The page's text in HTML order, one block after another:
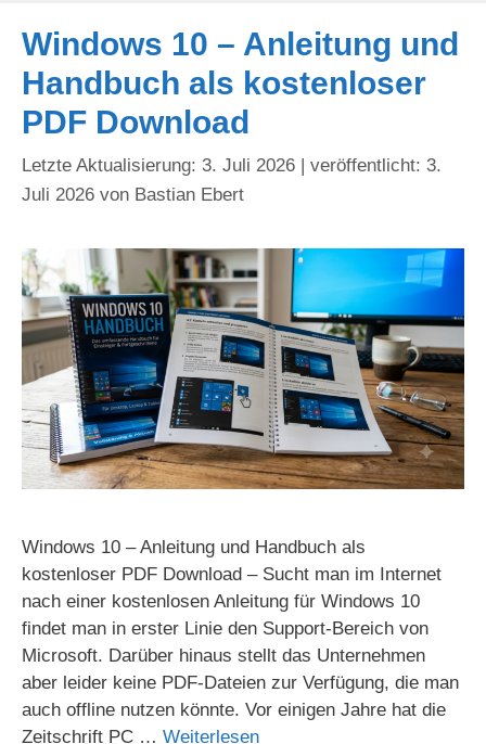
Windows 10 – Anleitung und
Handbuch als kostenloser
PDF Download
3. Juli 2026
3.
Juli 2026 von Bastian Ebert
Windows 10 – Anleitung und Handbuch als
kostenloser PDF Download – Sucht man im Internet
nach einer kostenlosen Anleitung für Windows 10
findet man in erster Linie den Support-Bereich von
Microsoft. Darüber hinaus stellt das Unternehmen
aber leider keine PDF-Dateien zur Verfügung, die man
auch offline nutzen könnte. Vor einigen Jahre hat die
Zeitschrift PC … Weiterlesen